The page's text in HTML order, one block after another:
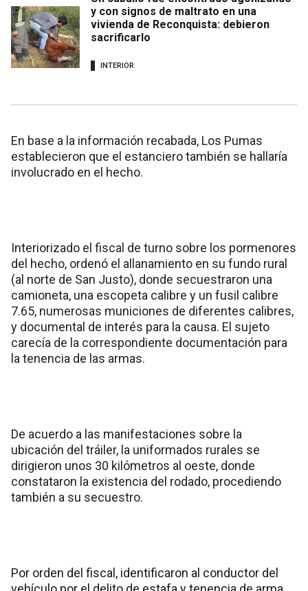
y con signos de maltrato en una
vivienda de Reconquista: debieron
sacrificarlo
INTERIOR
En base a la información recabada, Los Pumas
establecieron que el estanciero también se hallaría
involucrado en el hecho.
Interiorizado el fiscal de turno sobre los pormenores
del hecho, ordenó el allanamiento en su fundo rural
(al norte de San Justo), donde secuestraron una
camioneta, una escopeta calibre y un fusil calibre
7.65, numerosas municiones de diferentes calibres,
y documental de interés para la causa. El sujeto
carecía de la correspondiente documentación para
la tenencia de las armas.
De acuerdo a las manifestaciones sobre la
ubicación del tráiler, la uniformados rurales se
dirigieron unos 30 kilómetros al oeste, donde
constataron la existencia del rodado, procediendo
también a su secuestro.
Por orden del fiscal, identificaron al conductor del